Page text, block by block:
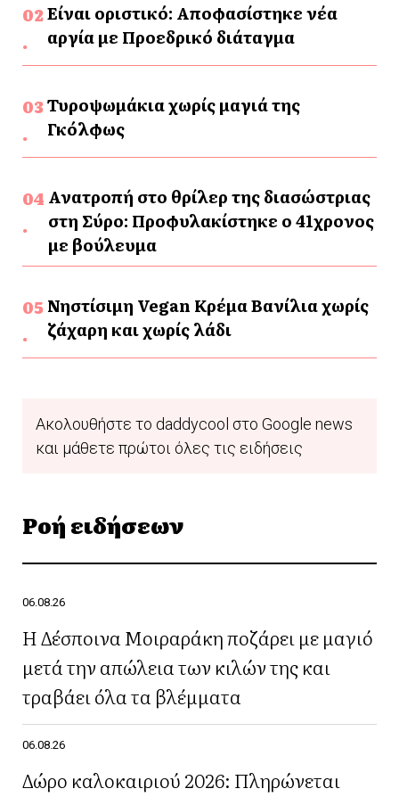
Είναι οριστικό: Αποφασίστηκε νέα
αργία με Προεδρικό διάταγμα
Τυροψωμάκια χωρίς μαγιά της
Γκόλφως
Ανατροπή στο θρίλερ της διασώστριας
στη Σύρο: Προφυλακίστηκε ο 41χρονος
με βούλευμα
Νηστίσιμη Vegan Κρέμα Βανίλια χωρίς
ζάχαρη και χωρίς λάδι
Ακολουθήστε το daddycool στο Google news
και μάθετε πρώτοι όλες τις ειδήσεις
Ροή ειδήσεων
06.08.26
Η Δέσποινα Μοιραράκη ποζάρει με μαγιό
μετά την απώλεια των κιλών της και
τραβάει όλα τα βλέμματα
06.08.26
Δώρο καλοκαιριού 2026: Πληρώνεται